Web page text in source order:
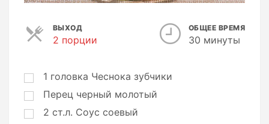
ВЫХОД
2 порции
ц
и
ОБЩЕЕ ВРЕМЯ
30 минуты
1 головка Чеснока зубчики
Перец черный молотый
2 ст.л. Соус соевый